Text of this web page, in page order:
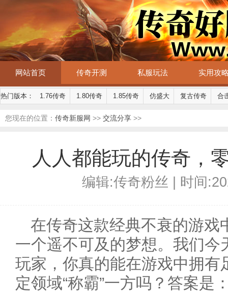
网站首页 传奇开测 私服玩法 实用攻
热门版本： 1.76传奇 1.80传奇 1.85传奇 仿盛大 复古传奇 合
您现在的位置： 传奇新服网 >> 交流分享 >>
人人都能玩的传奇，
编辑:传奇粉丝 | 时间
在传奇这款经典不衰的游戏
一个遥不可及的梦想。我们今
玩家，你真的能在游戏中拥有
定领域“称霸”一方吗？答案是